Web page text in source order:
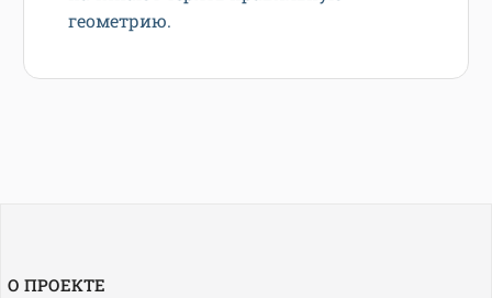
геометрию.
О ПРОЕКТЕ